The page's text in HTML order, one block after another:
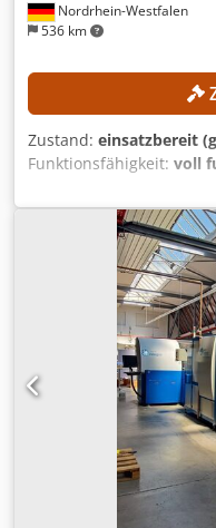
Nordrhein-Westfalen
536 km
Zustand: einsatzbereit
Funktionsfähigkeit: voll
eines Kornit Allegro
bis KW 30 im
Betrieb und kann
Abbau in KW 30 wird
Maschine wird frei
bereitgestellt.
Materialzuführung
Software Die folgenden
Herstellerangaben. Der
Gewähr übernehmen.
Medienstärke: 15 mm
Druckluft: 6-8 bar/ < 0.4
MASCHINEN-DETAILS
Intenso, wasserbasiert